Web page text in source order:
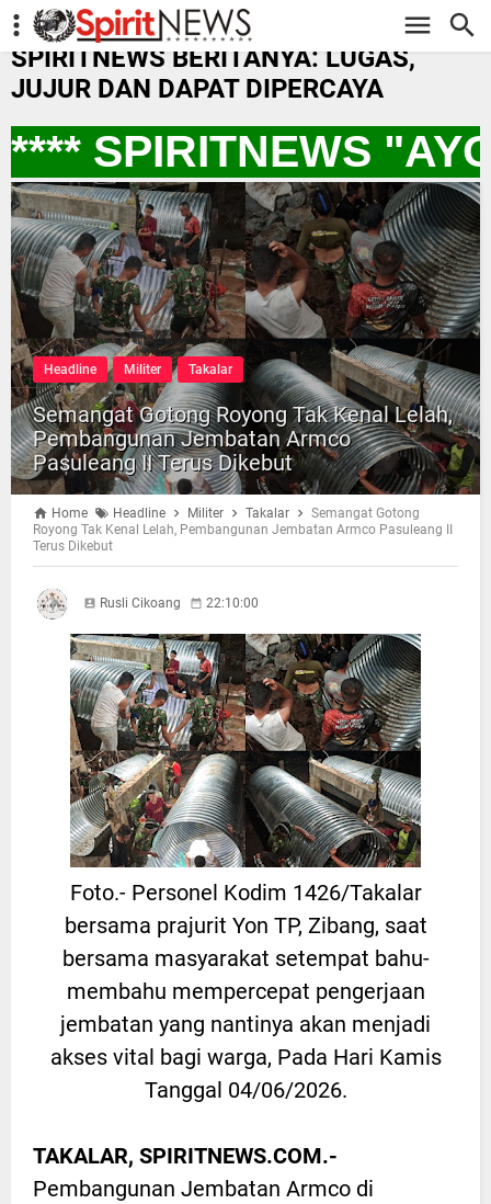
-->
SPIRITNEWS BERITANYA: LUGAS,
JUJUR DAN DAPAT DIPERCAYA
SPIRITNEWS "AYO
Headline Militer Takalar
Semangat Gotong Royong Tak Kenal Lelah,
Pembangunan Jembatan Armco
Pasuleang II Terus Dikebut
Home Headline Militer Takalar
Semangat Gotong
Royong Tak Kenal Lelah, Pembangunan Jembatan Armco Pasuleang II
Terus Dikebut
Rusli Cikoang 22:10:00
Foto.- Personel Kodim 1426/Takalar
bersama prajurit Yon TP, Zibang, saat
bersama masyarakat setempat bahu-
membahu mempercepat pengerjaan
jembatan yang nantinya akan menjadi
akses vital bagi warga, Pada Hari Kamis
Tanggal 04/06/2026.
TAKALAR, SPIRITNEWS.COM.-
Pembangunan Jembatan Armco di